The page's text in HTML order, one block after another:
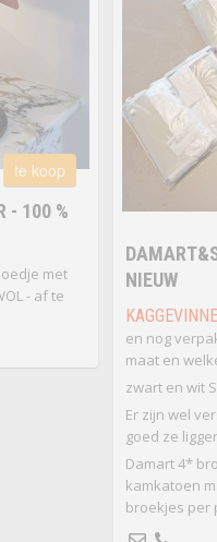
te koop
- 100 %
met
- af te
NIEUW
KAGGEVINNE
en nog
maat en
zwart en wit
Er zijn wel
goed ze
Damart 4*
kamkatoen
broekjes per